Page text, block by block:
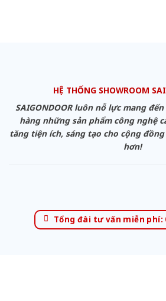
HỆ THỐNG SHOWROOM
SAIGONDOOR luôn nỗ lực mang
hàng những sản phẩm công nghệ
tăng tiện ích, sáng tạo cho cộng
hơn!
Tổng đài tư vấn miễn phí: